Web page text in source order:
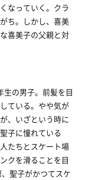
なっていく。クラ
ち。しかし、喜美
喜美子の父親と対
生の男子。前髪を目
ている。やや気が
、いざという時に
子に憧れている
たちとスケート場
クを滑ることを目
聖子がかつてスケ